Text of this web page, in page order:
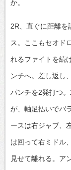
か。
2R、直ぐに距離を
ス。ここもセオド
れるファイトを続
ンチへ。差し返し
パンチを2発打つ
が、軸足払いでバ
ースは右ジャブ、
は回って右ミドル
見せて離れる。ア